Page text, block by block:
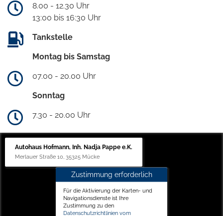
8.00 - 12.30 Uhr
13:00 bis 16:30 Uhr
Tankstelle
Montag bis Samstag
07.00 - 20.00 Uhr
Sonntag
7.30 - 20.00 Uhr
Autohaus Hofmann, Inh. Nadja Pappe e.K.
Merlauer Straße 10, 35325 Mücke
Zustimmung erforderlich
Für die Aktivierung der Karten- und
Navigationsdienste ist Ihre
Zustimmung zu den
Datenschutzrichtlinien vom